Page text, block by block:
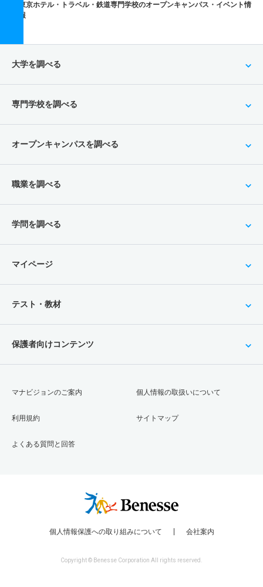
東京ホテル・トラベル・鉄道専門学校のオープンキャンパス・イベント情
報
大学を調べる
専門学校を調べる
オープンキャンパスを調べる
職業を調べる
学問を調べる
マイページ
テスト・教材
保護者向けコンテンツ
マナビジョンのご案内
利用規約
よくある質問と回答
個人情報の取扱いについて
サイトマップ
個人情報保護への取り組みについて 会社案内
Copyright © Benesse Corporation All rights reserved.